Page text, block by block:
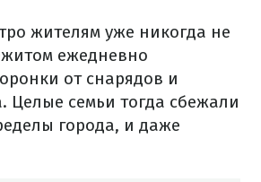
жителям уже никогда не
ежедневно
от снарядов и
Целые семьи тогда сбежали
города, и даже